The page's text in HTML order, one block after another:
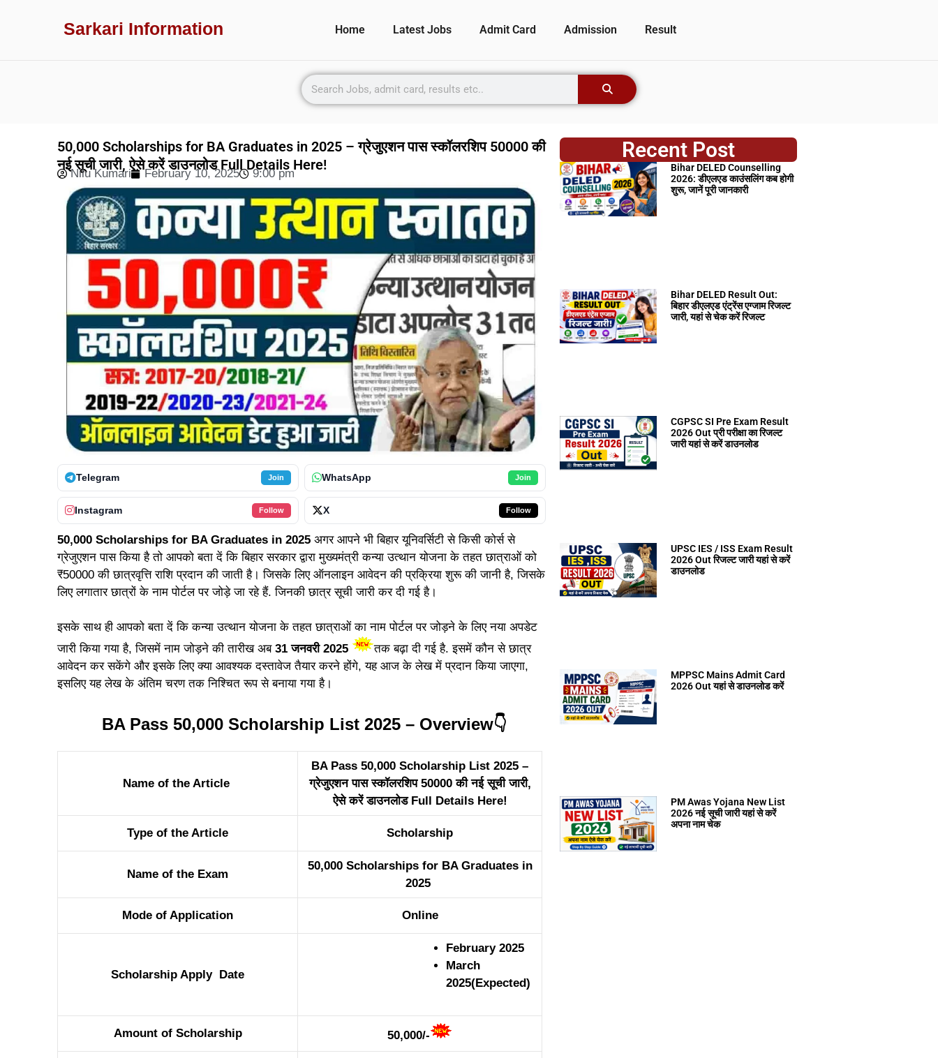
Sarkari Information Home Latest Jobs Admit Card Admission Result
50,000 Scholarships for BA Graduates in 2025 – ग्रेजुएशन पास स्कॉलरशिप 50000 की
नई सूची जारी, ऐसे करें डाउनलोड Full Details Here!
Nilu Kumari February 10, 2025 9:00 pm
Telegram Join WhatsApp Join
Instagram Follow X Follow
50,000 Scholarships for BA Graduates in 2025 अगर आपने भी बिहार यूनिवर्सिटी से किसी कोर्स से
ग्रेजुएशन पास किया है तो आपको बता दें कि बिहार सरकार द्वारा मुख्यमंत्री कन्या उत्थान योजना के तहत छात्राओं को
₹50000 की छात्रवृत्ति राशि प्रदान की जाती है। जिसके लिए ऑनलाइन आवेदन की प्रक्रिया शुरू की जानी है, जिसके
लिए लगातार छात्रों के नाम पोर्टल पर जोड़े जा रहे हैं. जिनकी छात्र सूची जारी कर दी गई है।
इसके साथ ही आपको बता दें कि कन्या उत्थान योजना के तहत छात्राओं का नाम पोर्टल पर जोड़ने के लिए नया अपडेट
जारी किया गया है, जिसमें नाम जोड़ने की तारीख अब31 जनवरी 2025
तक बढ़ा दी गई है. इसमें कौन से छात्र
आवेदन कर सकेंगे और इसके लिए क्या आवश्यक दस्तावेज तैयार करने होंगे, यह आज के लेख में प्रदान किया जाएगा,
इसलिए यह लेख के अंतिम चरण तक निश्चित रूप से बनाया गया है।
BA Pass 50,000 Scholarship List 2025 – Overview👇
Name of the Article
BA Pass 50,000 Scholarship List 2025 –
ग्रेजुएशन पास स्कॉलरशिप 50000 की नई सूची जारी,
ऐसे करें डाउनलोड Full Details Here!
Type of the Article Scholarship
Name of the Exam
50,000 Scholarships for BA Graduates in
2025
Mode of Application Online
Scholarship Apply Date
February 2025
March
2025(Expected)
Amount of Scholarship 50,000/-
Recent Post
Bihar DELED Counselling
2026: डीएलएड काउंसलिंग कब होगी
शुरू, जानें पूरी जानकारी
Bihar DELED Result Out:
बिहार डीएलएड एंट्रेंस एग्जाम रिजल्ट
जारी, यहां से चेक करें रिजल्ट
CGPSC SI Pre Exam Result
2026 Out प्री परीक्षा का रिजल्ट
जारी यहां से करें डाउनलोड
UPSC IES / ISS Exam Result
2026 Out रिजल्ट जारी यहां से करें
डाउनलोड
MPPSC Mains Admit Card
2026 Out यहां से डाउनलोड करें
PM Awas Yojana New List
2026 नई सूची जारी यहां से करें
अपना नाम चेक